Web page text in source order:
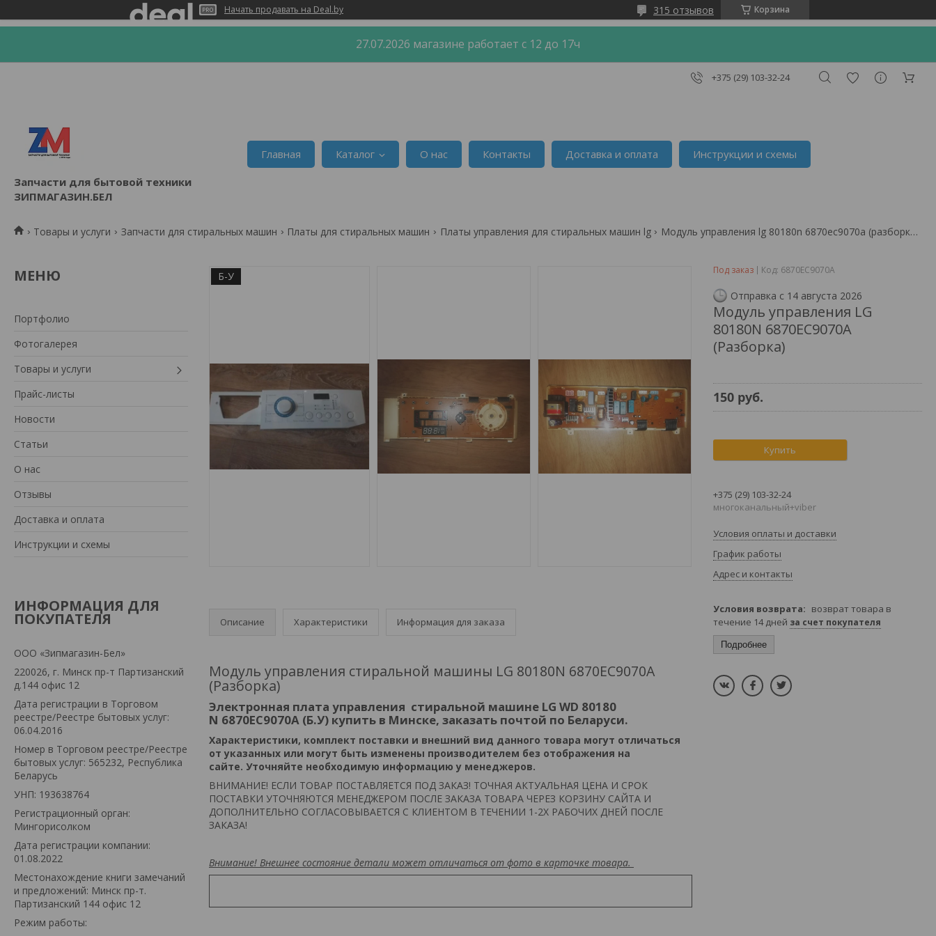
Начать продавать на Deal.by Корзина
315 отзывов
27.07.2026 магазине работает с 12 до 17ч
+375 (29) 103-32-24
Запчасти для бытовой техники
ЗИПМАГАЗИН.БЕЛ
Главная Каталог О нас Контакты Доставка и оплата Инструкции и схемы
Товары и услуги Запчасти для стиральных машин Платы для стиральных машин Платы управления для стиральных машин lg Модуль управления lg 80180n 6870ec9070a (разборка)
Портфолио
Фотогалерея
Товары и услуги
Прайс-листы
Новости
Статьи
О нас
Отзывы
Доставка и оплата
Инструкции и схемы
ИНФОРМАЦИЯ ДЛЯ
ПОКУПАТЕЛЯ
ООО «Зипмагазин-Бел»
220026, г. Минск пр-т Партизанский
д.144 офис 12
Дата регистрации в Торговом
реестре/Реестре бытовых услуг:
06.04.2016
Номер в Торговом реестре/Реестре
бытовых услуг: 565232, Республика
Беларусь
УНП: 193638764
Регистрационный орган:
Мингорисолком
Дата регистрации компании:
01.08.2022
Местонахождение книги замечаний
и предложений: Минск пр-т.
Партизанский 144 офис 12
Режим работы:
Б-У
Описание Характеристики Информация для заказа
Модуль управления стиральной машины LG 80180N 6870EC9070A
(Разборка)
Электронная плата управления стиральной машине LG WD 80180
N 6870EC9070A (Б.У) купить в Минске, заказать почтой по Беларуси.
Xарактеристики, комплект поставки и внешний вид данного товара могут отличаться
от указанных или могут быть изменены производителем без отображения на
сайте. Уточняйте необходимую информацию у менеджеров.
ВНИМАНИЕ! ЕСЛИ ТОВАР ПОСТАВЛЯЕТСЯ ПОД ЗАКАЗ! ТОЧНАЯ АКТУАЛЬНАЯ ЦЕНА И СРОК
ПОСТАВКИ УТОЧНЯЮТСЯ МЕНЕДЖЕРОМ ПОСЛЕ ЗАКАЗА ТОВАРА ЧЕРЕЗ КОРЗИНУ САЙТА И
ДОПОЛНИТЕЛЬНО СОГЛАСОВЫВАЕТСЯ С КЛИЕНТОМ В ТЕЧЕНИИ 1-2Х РАБОЧИХ ДНЕЙ ПОСЛЕ
ЗАКАЗА!
Внимание! Внешнее состояние детали может отличаться от фото в карточке товара.
Под заказ Код: 6870EC9070A
Отправка с 14 августа 2026
Модуль управления LG
80180N 6870EC9070A
(Разборка)
150 руб.
Купить
+375 (29) 103-32-24
многоканальный+viber
Условия оплаты и доставки
График работы
Адрес и контакты
возврат товара в
течение 14 дней за счет покупателя
Подробнее